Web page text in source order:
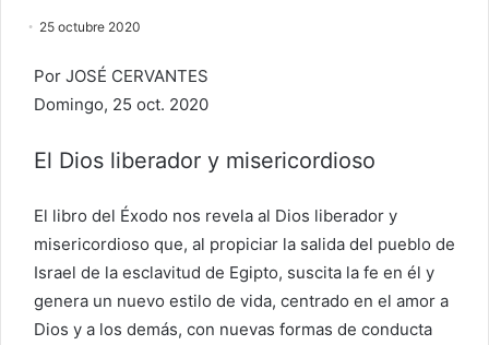
25 octubre 2020
Por JOSÉ CERVANTES
Domingo, 25 oct. 2020
El Dios liberador y misericordioso
El libro del Éxodo nos revela al Dios liberador y
misericordioso que, al propiciar la salida del pueblo de
Israel de la esclavitud de Egipto, suscita la fe en él y
genera un nuevo estilo de vida, centrado en el amor a
Dios y a los demás, con nuevas formas de conducta